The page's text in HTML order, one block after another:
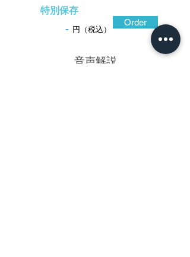
特別保存
- 円（税込）
Order
​音声解説